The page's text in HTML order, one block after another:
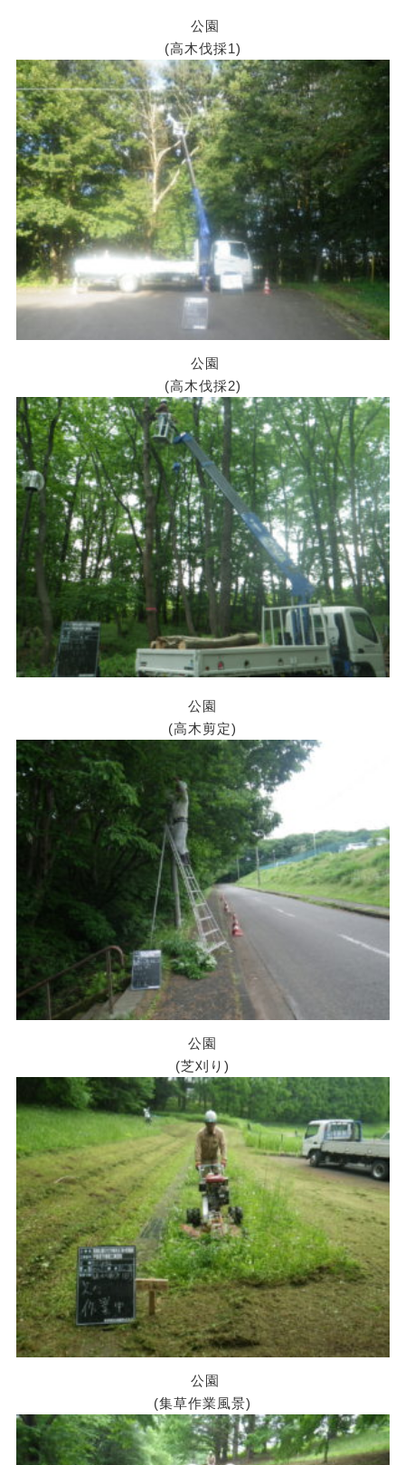
公園
(高木伐採1)
公園
(高木伐採2)
公園
(高木剪定)
公園
(芝刈り)
公園
(集草作業風景)